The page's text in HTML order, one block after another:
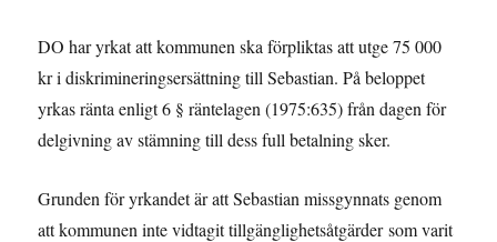
DO har yrkat att kommunen ska förpliktas att utge 75 000
kr i diskrimineringsersättning till Sebastian. På beloppet
yrkas ränta enligt 6 § räntelagen (1975:635) från dagen för
delgivning av stämning till dess full betalning sker.
Grunden för yrkandet är att Sebastian missgynnats genom
att kommunen inte vidtagit tillgänglighetsåtgärder som varit